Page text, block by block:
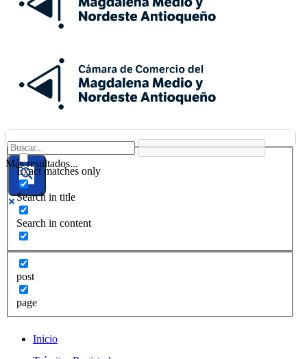
Más resultados...
Exact matches only
Search in title
Search in content
post
page
Inicio